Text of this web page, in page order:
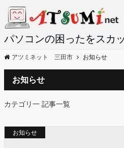
パソコンの困ったをスカ
アツミネット 三田市 お知らせ
お知らせ
カテゴリ一 記事一覧
お知らせ